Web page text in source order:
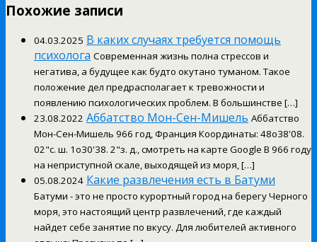
Похожие записи
04.03.2025 В каких случаях требуется помощь
психолога Современная жизнь полна стрессов и
негатива, а будущее как будто окутано туманом. Такое
положение дел предрасполагает к тревожности и
появлению психологических проблем. В большинстве […]
23.08.2022 Аббатство Мон-Сен-Мишель Аббатство
Мон-Сен-Мишель 966 год, Франция Координаты: 48o38'08.
02"с. ш. 1o30'38. 2"з. д., смотреть на карте Google В 966 году
на неприступной скале, выходящей из моря, […]
05.08.2024 Какие развлечения есть в Батуми
Батуми - это не просто курортный город на берегу Черного
моря, это настоящий центр развлечений, где каждый
найдет себе занятие по вкусу. Для любителей активного